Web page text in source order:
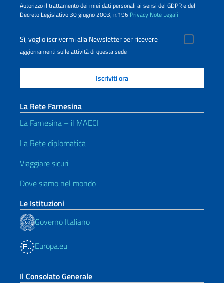
Autorizzo il trattamento dei miei dati personali ai sensi del GDPR e del
Decreto Legislativo 30 giugno 2003, n.196 Privacy Note Legali
Sì, voglio iscrivermi alla Newsletter per ricevere
aggiornamenti sulle attività di questa sede
La Rete Farnesina
La Farnesina – il MAECI
La Rete diplomatica
Viaggiare sicuri
Dove siamo nel mondo
Le Istituzioni
Governo Italiano
Europa.eu
Il Consolato Generale